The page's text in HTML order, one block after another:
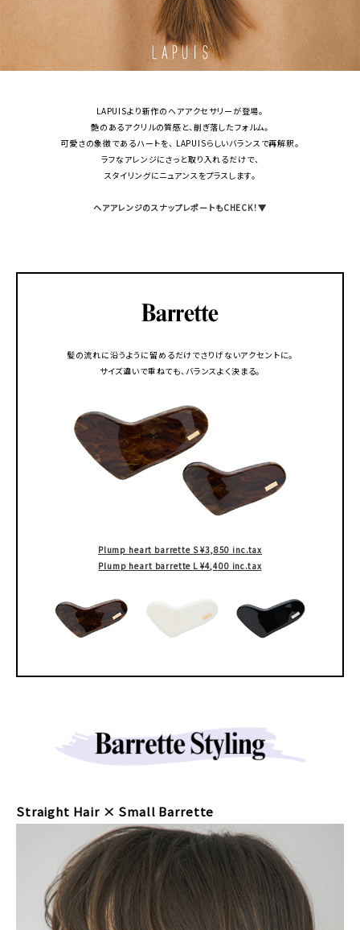
LAPUISより新作のヘアアクセサリーが登場。
艶のあるアクリルの質感と、削ぎ落したフォルム。
可愛さの象徴であるハートを、 LAPUISらしいバランスで再解釈。
ラフなアレンジにさっと取り入れるだけで、
スタイリングにニュアンスをプラスします。
ヘアアレンジのスナップレポートもCHECK！▼
髪の流れに沿うように留めるだけでさりげないアクセントに。
サイズ違いで重ねても、バランスよく決まる。
Plump heart barrette S ¥3,850 inc.tax
Plump heart barrette L ¥4,400 inc.tax
Straight Hair × Small Barrette